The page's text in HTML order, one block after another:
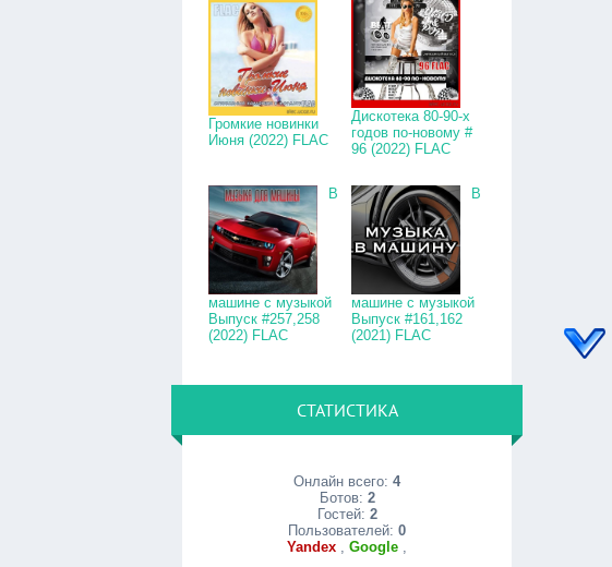
Громкие новинки
Июня (2022) FLAC
Дискотека 80-90-х
годов по-новому #
96 (2022) FLAC
В
машине с музыкой
Выпуск #257,258
(2022) FLAC
В
машине с музыкой
Выпуск #161,162
(2021) FLAC
СТАТИСТИКА
Онлайн всего:4
Ботов: 2
Гостей: 2
Пользователей:0
Yandex ,Google ,